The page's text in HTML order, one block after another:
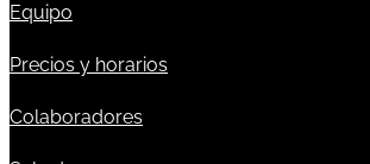
Equipo
Precios y horarios
Colaboradores